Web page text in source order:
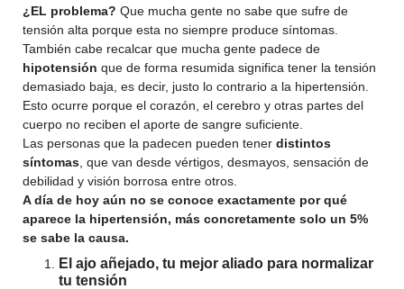
¿EL problema? Que mucha gente no sabe que sufre de
tensión alta porque esta no siempre produce síntomas.
También cabe recalcar que mucha gente padece de
hipotensión que de forma resumida significa tener la tensión
demasiado baja, es decir, justo lo contrario a la hipertensión.
Esto ocurre porque el corazón, el cerebro y otras partes del
cuerpo no reciben el aporte de sangre suficiente.
Las personas que la padecen pueden tener distintos
síntomas , que van desde vértigos, desmayos, sensación de
debilidad y visión borrosa entre otros.
A día de hoy aún no se conoce exactamente por qué
aparece la hipertensión, más concretamente solo un 5%
se sabe la causa.
El ajo añejado, tu mejor aliado para normalizar
tu tensión